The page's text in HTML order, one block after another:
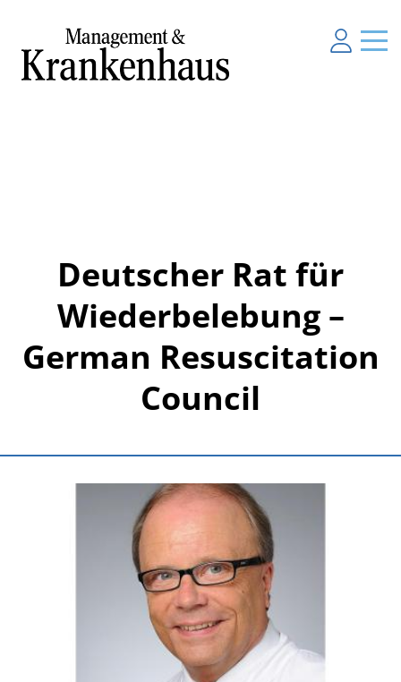
Deutscher Rat für
Wiederbelebung –
German Resuscitation
Council